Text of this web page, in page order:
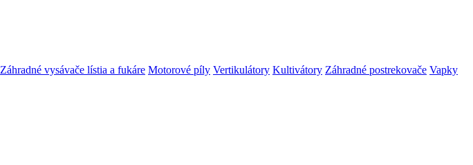
Záhradné vysávače lístia a fukáre Motorové píly Vertikulátory Kultivátory Záhradné postrekovače Vapky